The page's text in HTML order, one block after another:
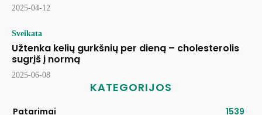
2025-04-12
Sveikata
Užtenka kelių gurkšnių per dieną – cholesterolis
sugrįš į normą
2025-06-08
KATEGORIJOS
Patarimai
1539